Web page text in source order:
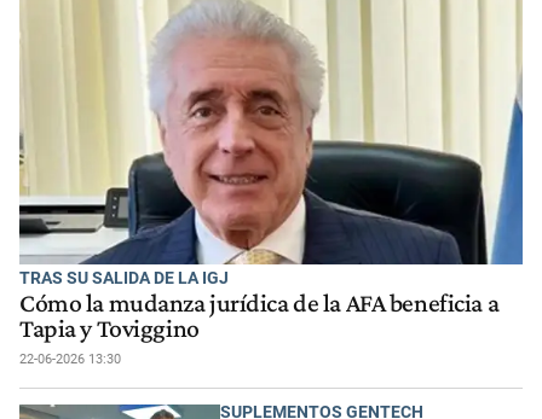
TRAS SU SALIDA DE LA IGJ
Cómo la mudanza jurídica de la AFA beneficia a
Tapia y Toviggino
22-06-2026 13:30
SUPLEMENTOS GENTECH